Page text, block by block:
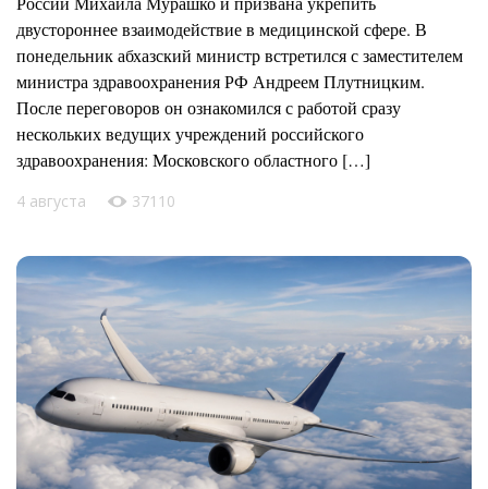
двустороннее взаимодействие в медицинской сфере. В
понедельник абхазский министр встретился с заместителем
министра здравоохранения РФ Андреем Плутницким.
После переговоров он ознакомился с работой сразу
нескольких ведущих учреждений российского
здравоохранения: Московского областного […]
4 августа 37110